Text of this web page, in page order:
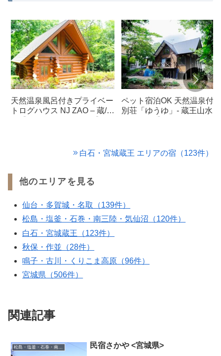
天然温泉風呂付きプライベー
トログハウス NJ ZAO – 蔵/民
ペット宿泊OK 天然温泉付貸
別荘「ゆうゆ」- 蔵王山水苑
白石・宮城蔵王 エリアの宿（123件）
他のエリアを見る
仙台・多賀城・名取（139件）
松島・塩釜・石巻・南三陸・気仙沼（120件）
白石・宮城蔵王（123件）
秋保・作並（28件）
鳴子・古川・くりこま高原（96件）
宮城県（506件）
関連記事
民宿さかや <宮城県>